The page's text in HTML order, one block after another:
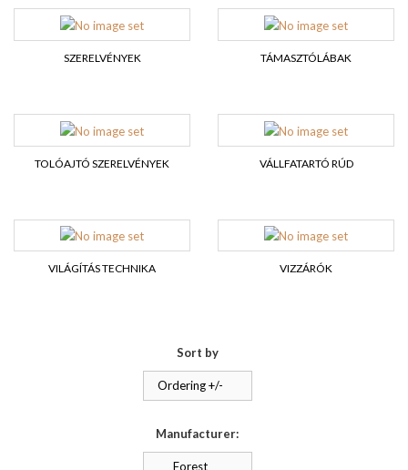
SZERELVÉNYEK TÁMASZTÓLÁBAK
TOLÓAJTÓ SZERELVÉNYEK VÁLLFATARTÓ RÚD
VILÁGÍTÁS TECHNIKA VIZZÁRÓK
Sort by
Ordering +/-
Manufacturer:
Forest